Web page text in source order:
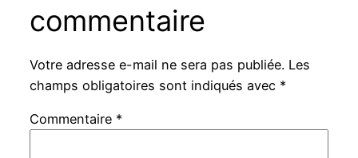
commentaire
Votre adresse e-mail ne sera pas publiée. Les
champs obligatoires sont indiqués avec *
Commentaire *